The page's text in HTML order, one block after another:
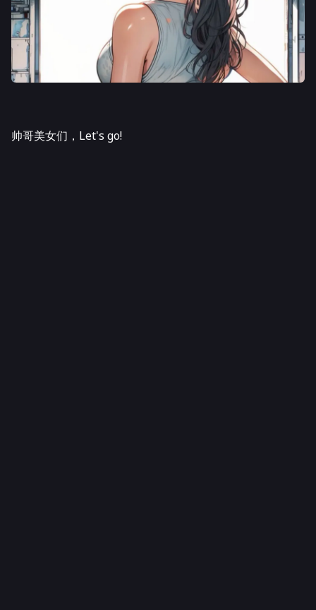
帅哥美女们，Let's go!